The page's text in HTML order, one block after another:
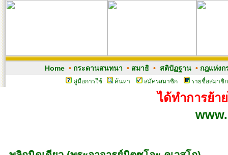
Home• กระดานสนทนา • สมาธิ• สติปัฏฐาน• กฎแห่งก
คู่มือการใช้ ค้นหา สมัครสมาชิก รายชื่อสมาชิก
ได้ทำการย้า